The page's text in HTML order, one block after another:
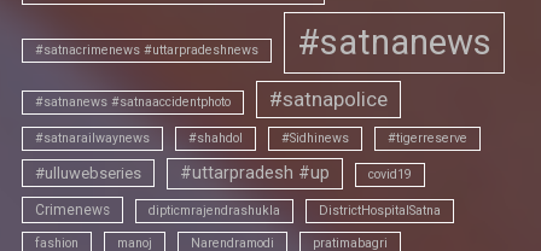
#satnacrimenews #uttarpradeshnews #satnanews
#satnanews #satnaaccidentphoto #satnapolice
#satnarailwaynews #shahdol #Sidhinews #tigerreserve
#ulluwebseries #uttarpradesh #up covid19
Crimenews dipticmrajendrashukla DistrictHospitalSatna
fashion manoj Narendramodi pratimabagri